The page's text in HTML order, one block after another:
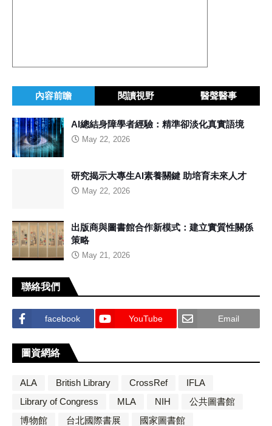
內容前瞻 閱讀視野 醫聲醫事
AI總結身障學者經驗：精準卻淡化真實語境
May 22, 2026
研究揭示大專生AI素養關鍵 助培育未來人才
May 22, 2026
出版商與圖書館合作新模式：建立實質性關係
策略
May 21, 2026
聯絡我們
facebook YouTube Email
圖資網絡
ALA British Library CrossRef
IFLA
Library of Congress
MLA NIH
公共圖書館
博物館
台北國際書展
國家圖書館